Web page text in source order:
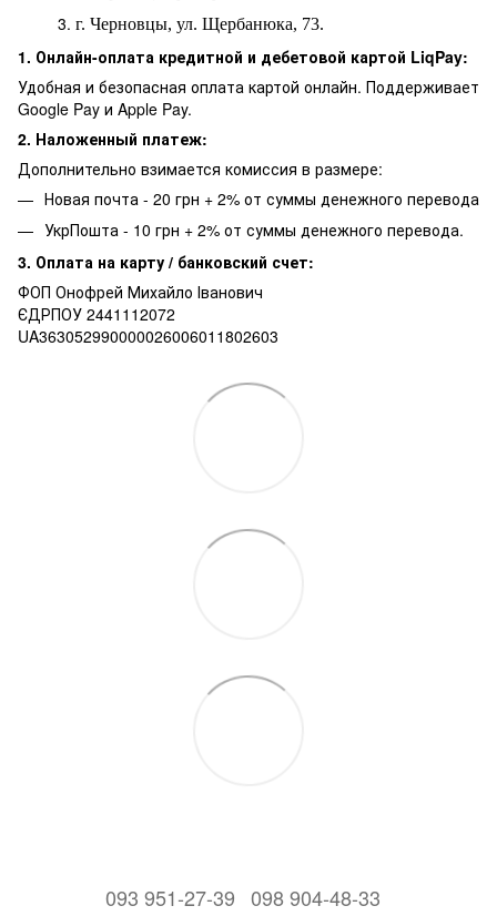
г. Черновцы, ул. Щербанюка, 73.
1. Онлайн-оплата кредитной и дебетовой картой LiqPay:
Удобная и безопасная оплата картой онлайн. Поддерживает
Google Pay и Apple Pay.
2. Наложенный платеж:
Дополнительно взимается комиссия в размере:
Новая почта - 20 грн + 2% от суммы денежного перевода
УкрПошта - 10 грн + 2% от суммы денежного перевода.
3. Оплата на карту / банковский счет:
ФОП Онофрей Михайло Іванович
ЄДРПОУ 2441112072
UA363052990000026006011802603
093 951-27-39 098 904-48-33